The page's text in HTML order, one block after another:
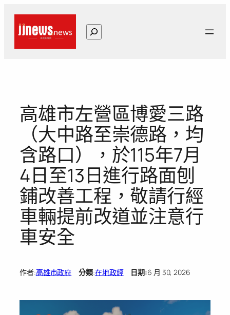
搜
尋
高雄市左營區博愛三路
（大中路至崇德路，均
含路口），於115年7月
4日至13日進行路面刨
鋪改善工程，敬請行經
車輛提前改道並注意行
車安全
作者:高雄市政府 分類:在地政經日期:6 月 30, 2026